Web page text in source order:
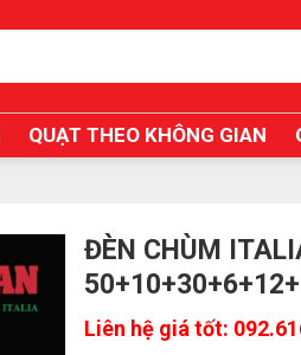
QUẠT THEO KHÔNG GIAN
ĐÈN CHÙM
Liên hệ giá tốt: